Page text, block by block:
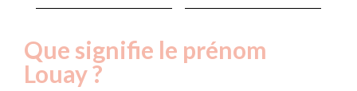
Que signifie le prénom
Louay ?